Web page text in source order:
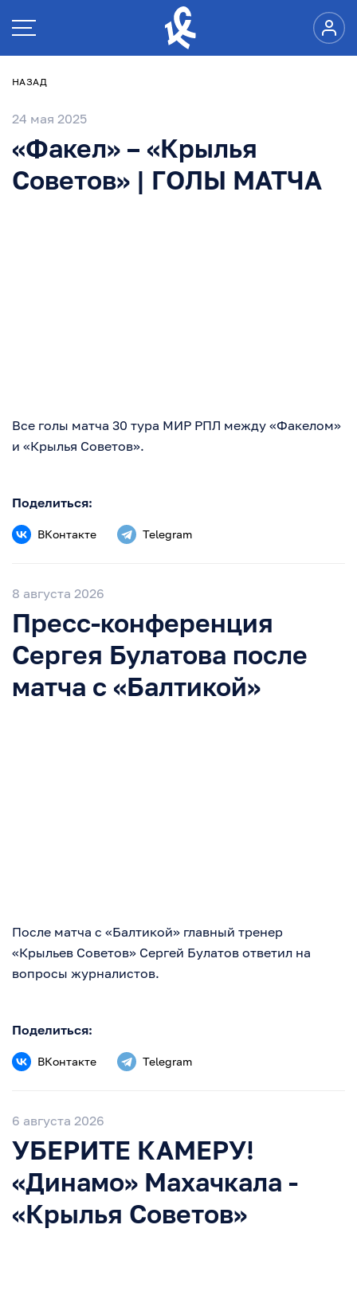
НАЗАД
24 мая 2025
«Факел» – «Крылья
Советов» | ГОЛЫ МАТЧА
Все голы матча 30 тура МИР РПЛ между «Факелом»
и «Крылья Советов».
Поделиться:
ВКонтакте Telegram
8 августа 2026
Пресс-конференция
Сергея Булатова после
матча с «Балтикой»
После матча с «Балтикой» главный тренер
«Крыльев Советов» Сергей Булатов ответил на
вопросы журналистов.
Поделиться:
ВКонтакте Telegram
6 августа 2026
УБЕРИТЕ КАМЕРУ!
«Динамо» Махачкала -
«Крылья Советов»